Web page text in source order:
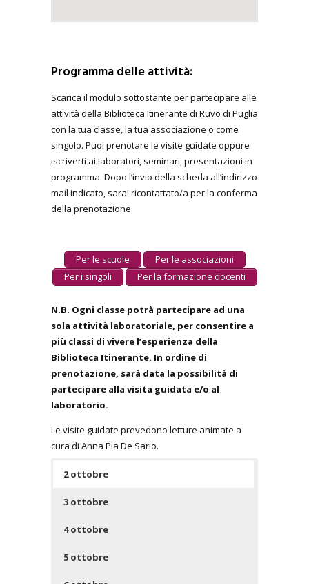
Programma delle attività:
Scarica il modulo sottostante per partecipare alle
attività della Biblioteca Itinerante di Ruvo di Puglia
con la tua classe, la tua associazione o come
singolo. Puoi prenotare le visite guidate oppure
iscriverti ai laboratori, seminari, presentazioni in
programma. Dopo l’invio della scheda all’indirizzo
mail indicato, sarai ricontattato/a per la conferma
della prenotazione.
Per le scuole
Per le associazioni
Per i singoli
Per la formazione docenti
N.B. Ogni classe potrà partecipare ad una
sola attività laboratoriale, per consentire a
più classi di vivere l’esperienza della
Biblioteca Itinerante. In ordine di
prenotazione, sarà data la possibilità di
partecipare alla visita guidata e/o al
laboratorio.
Le visite guidate prevedono letture animate a
cura di Anna Pia De Sario.
2 ottobre
3 ottobre
4 ottobre
5 ottobre